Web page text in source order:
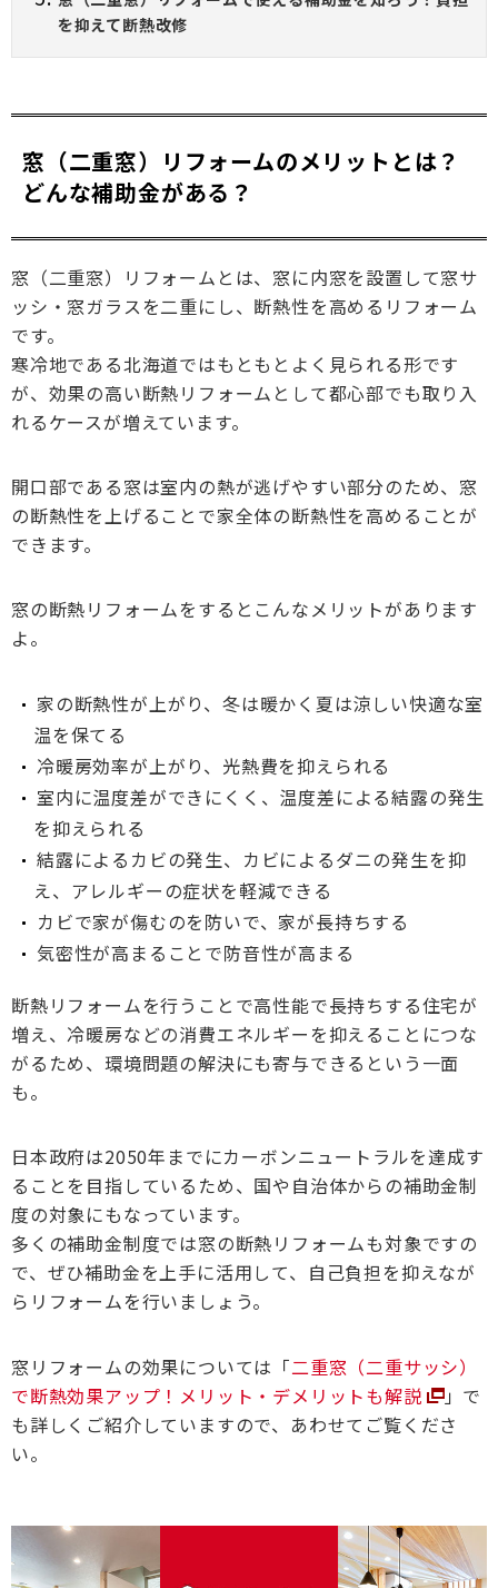
を抑えて断熱改修
窓（二重窓）リフォームのメリットとは？
どんな補助金がある？
窓（二重窓）リフォームとは、窓に内窓を設置して窓サ
ッシ・窓ガラスを二重にし、断熱性を高めるリフォーム
です。
寒冷地である北海道ではもともとよく見られる形です
が、効果の高い断熱リフォームとして都心部でも取り入
れるケースが増えています。
開口部である窓は室内の熱が逃げやすい部分のため、窓
の断熱性を上げることで家全体の断熱性を高めることが
できます。
窓の断熱リフォームをするとこんなメリットがあります
よ。
家の断熱性が上がり、冬は暖かく夏は涼しい快適な室
温を保てる
冷暖房効率が上がり、光熱費を抑えられる
室内に温度差ができにくく、温度差による結露の発生
を抑えられる
結露によるカビの発生、カビによるダニの発生を抑
え、アレルギーの症状を軽減できる
カビで家が傷むのを防いで、家が長持ちする
気密性が高まることで防音性が高まる
断熱リフォームを行うことで高性能で長持ちする住宅が
増え、冷暖房などの消費エネルギーを抑えることにつな
がるため、環境問題の解決にも寄与できるという一面
も。
日本政府は2050年までにカーボンニュートラルを達成す
ることを目指しているため、国や自治体からの補助金制
度の対象にもなっています。
多くの補助金制度では窓の断熱リフォームも対象ですの
で、ぜひ補助金を上手に活用して、自己負担を抑えなが
らリフォームを行いましょう。
窓リフォームの効果については「二重窓（二重サッシ）
で断熱効果アップ！メリット・デメリットも解説
」で
も詳しくご紹介していますので、あわせてご覧くださ
い。